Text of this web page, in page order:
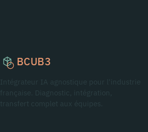
BCUB3
Intégrateur IA agnostique pour l'industrie
française. Diagnostic, intégration,
transfert complet aux équipes.